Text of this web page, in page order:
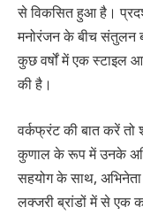
से विकसित हुआ है।
मनोरंजन के बीच संतुलन
कुछ वर्षों में एक स्टाइल
की है।
वर्कफ्रंट की बात करें तो
कुणाल के रूप में उनके
सहयोग के साथ,
लक्जरी ब्रांडों में से एक